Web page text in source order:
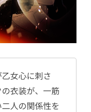
女心に刺さ
衣装が、一筋
人の関係性を